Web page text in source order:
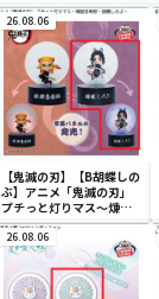
26.08.06
【鬼滅の刃】【B胡蝶しの
ぶ】アニメ「鬼滅の刃」
プチっと灯りマス～煉獄
杏寿郎・胡蝶しのぶ～
26.08.06